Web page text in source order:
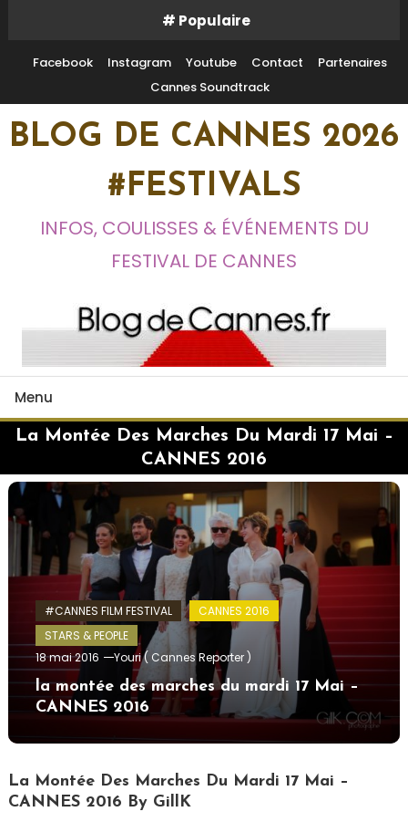
Content
# Populaire
Facebook Instagram Youtube Contact
Partenaires
Cannes Soundtrack
BLOG DE CANNES 2026
#FESTIVALS
INFOS, COULISSES & ÉVÉNEMENTS DU
FESTIVAL DE CANNES
Menu
La Montée Des Marches Du Mardi 17 Mai –
CANNES 2016
#CANNES FILM FESTIVAL
CANNES 2016
STARS & PEOPLE
18 mai 2016
Youri ( Cannes Reporter )
la montée des marches du mardi 17 Mai –
CANNES 2016
La Montée Des Marches Du Mardi 17 Mai –
CANNES 2016 By GillK